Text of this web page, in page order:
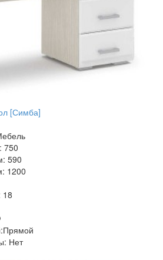
[Симба]
750
590
1200
18
Нет